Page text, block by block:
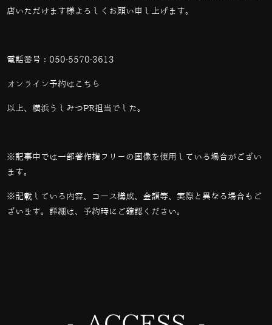
店いただけます様よろしくお願い申し上げます。
電話番号： 050-5570-3613
オンライン予約は こちら
以上、横浜うしみつPR担当でした。
※記事中では一部著作権フリーの画像を使用している場合がござい
ます。
※記載している内容、コース構成、金額等、実際と異なる場合もご
ざいます。詳細は、予約時にご確認ください。